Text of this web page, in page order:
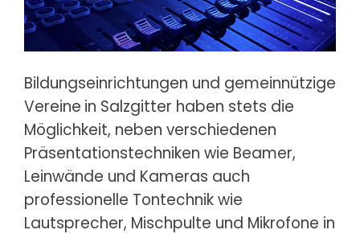
Bildungseinrichtungen und gemeinnützige
Vereine in Salzgitter haben stets die
Möglichkeit, neben verschiedenen
Präsentationstechniken wie Beamer,
Leinwände und Kameras auch
professionelle Tontechnik wie
Lautsprecher, Mischpulte und Mikrofone in